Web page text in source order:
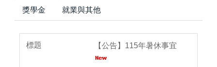
獎學金 就業與其他
【公告】115年暑休事宜